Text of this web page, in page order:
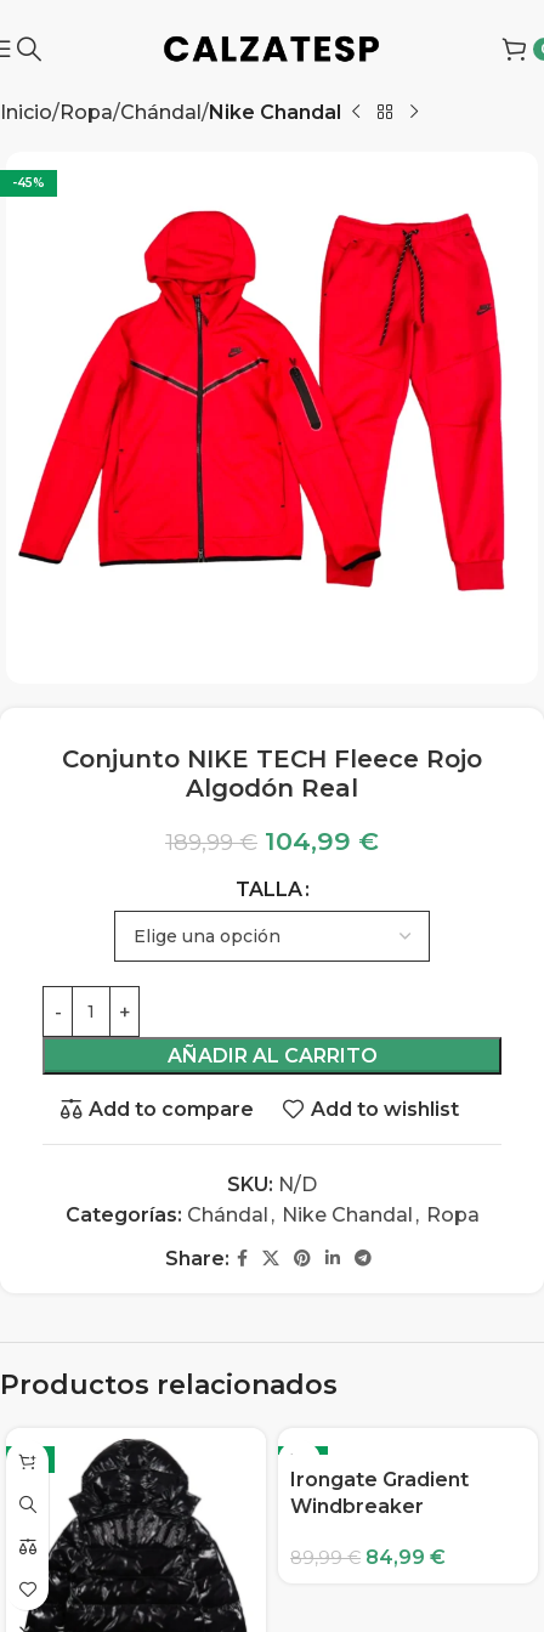
Inicio Ropa Chándal Nike Chandal
-45%
Conjunto NIKE TECH Fleece Rojo
Algodón Real
189,99€ 104,99 €
TALLA
AÑADIR AL CARRITO
Add to compare Add to wishlist
SKU: N/D
Categorías: Chándal , Nike Chandal , Ropa
Share:
Productos relacionados
-5% -6%
Irongate Gradient
Windbreaker
89,99€ 84,99 €